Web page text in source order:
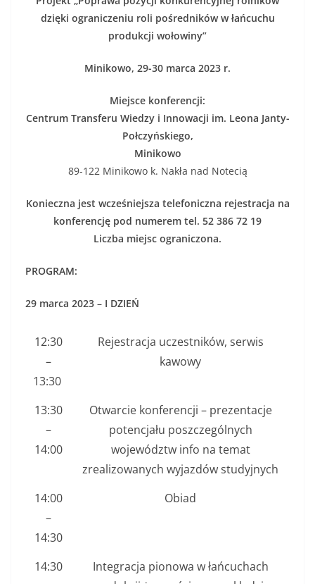
dzięki ograniczeniu roli pośredników w łańcuchu
produkcji wołowiny”
Minikowo, 29-30 marca 2023 r.
Miejsce konferencji:
Centrum Transferu Wiedzy i Innowacji im. Leona Janty-
Połczyńskiego,
Minikowo
89-122 Minikowo k. Nakła nad Notecią
Konieczna jest wcześniejsza telefoniczna rejestracja na
konferencję pod numerem tel. 52 386 72 19
Liczba miejsc ograniczona.
PROGRAM:
29 marca 2023 – I DZIEŃ
12:30
–
13:30
Rejestracja uczestników, serwis
kawowy
13:30
–
14:00
Otwarcie konferencji – prezentacje
potencjału poszczególnych
województw info na temat
zrealizowanych wyjazdów studyjnych
14:00
–
14:30
Obiad
14:30
Integracja pionowa w łańcuchach